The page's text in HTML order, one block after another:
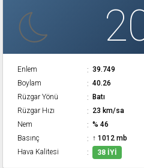
Enlem
39.749
Boylam
40.26
Rüzgar Yönü
Batı
Rüzgar Hızı
23 km/sa
Nem
% 46
Basınç
↑ 1012 mb
Hava Kalitesi
38 İYI